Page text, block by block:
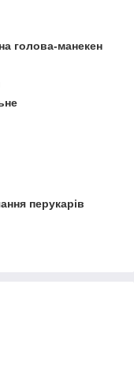
голова-манекен
перукарів